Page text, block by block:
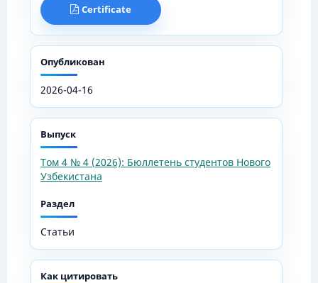
Certificate
Опубликован
2026-04-16
Выпуск
Том 4 № 4 (2026): Бюллетень студентов Нового
Узбекистана
Раздел
Статьи
Как цитировать